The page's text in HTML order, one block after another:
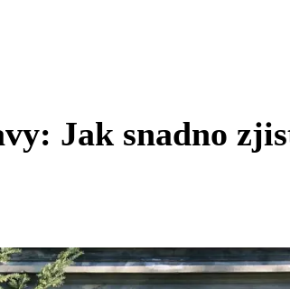
Jak snadno